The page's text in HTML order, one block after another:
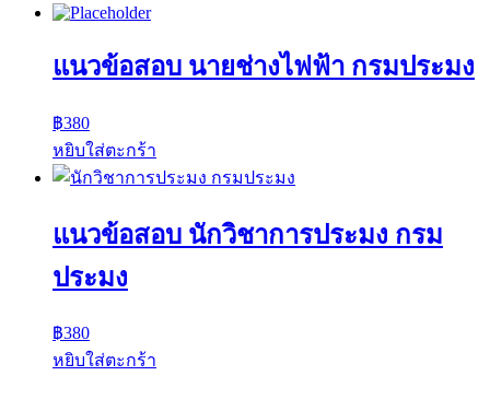
แนวข้อสอบ นายช่างไฟฟ้า กรมประมง
฿380
หยิบใส่ตะกร้า
แนวข้อสอบ นักวิชาการประมง กรม
ประมง
฿380
หยิบใส่ตะกร้า